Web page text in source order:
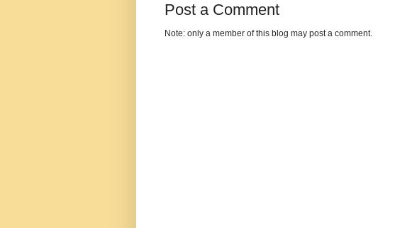
Post a Comment
Note: only a member of this blog may post a comment.